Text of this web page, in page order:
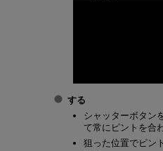
する
シャッターボタン
て常にピントを合
狙った位置でピン